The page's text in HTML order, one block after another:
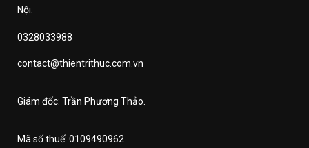
Nội.
0328033988
contact@thientrithuc.com.vn
Giám đốc: Trần Phương Thảo.
Mã số thuế: 0109490962